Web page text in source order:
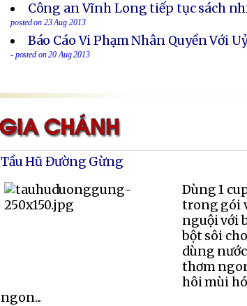
Công an Vĩnh Long tiếp tục sách
posted on 23 Aug 2013
Báo Cáo Vi Phạm Nhân Quyền Với
- posted on 20 Aug 2013
Tầu Hũ Đường Gừng
Dùng 1
trong gói
nguội với
bột sôi
dùng
thơm
hôi mùi
ngon...